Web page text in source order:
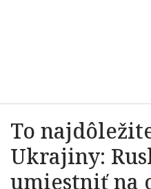
To
Ukrajiny:
umiestniť na